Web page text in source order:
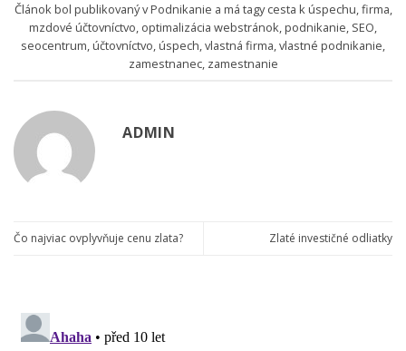
Článok bol publikovaný vPodnikanie a má tagycesta k úspechu,firma,
mzdové účtovníctvo, optimalizácia webstránok,podnikanie, SEO,
seocentrum,účtovníctvo,úspech,vlastná firma,vlastné podnikanie,
zamestnanec, zamestnanie
ADMIN
Čo najviac ovplyvňuje cenu zlata? Zlaté investičné odliatky